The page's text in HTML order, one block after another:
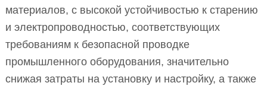
материалов, с высокой устойчивостью к старению
и электропроводностью, соответствующих
требованиям к безопасной проводке
промышленного оборудования, значительно
снижая затраты на установку и настройку, а также